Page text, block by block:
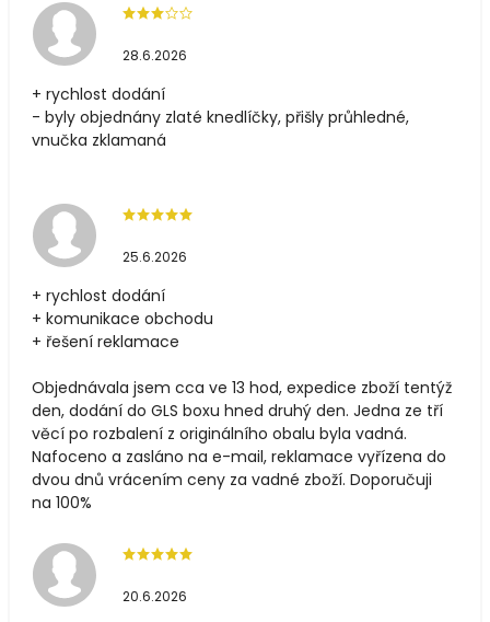
28.6.2026
+ rychlost dodání
- byly objednány zlaté knedlíčky, přišly průhledné,
vnučka zklamaná
25.6.2026
+ rychlost dodání
+ komunikace obchodu
+ řešení reklamace
Objednávala jsem cca ve 13 hod, expedice zboží tentýž
den, dodání do GLS boxu hned druhý den. Jedna ze tří
věcí po rozbalení z originálního obalu byla vadná.
Nafoceno a zasláno na e-mail, reklamace vyřízena do
dvou dnů vrácením ceny za vadné zboží. Doporučuji
na 100%
20.6.2026